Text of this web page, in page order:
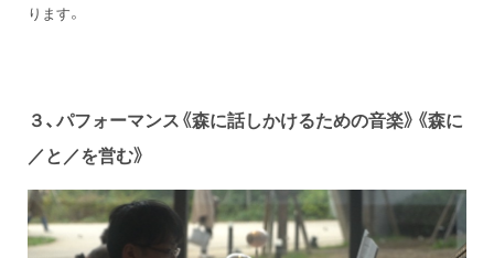
ります。
３、パフォーマンス《森に話しかけるための音楽》《森に
／と／を営む》